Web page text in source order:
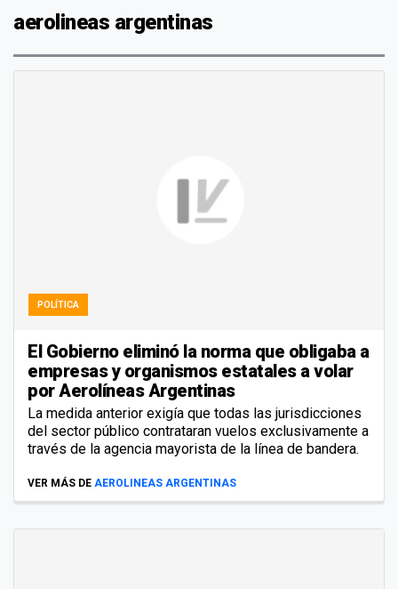
aerolineas argentinas
POLÍTICA
El Gobierno eliminó la norma que obligaba a
empresas y organismos estatales a volar
por Aerolíneas Argentinas
La medida anterior exigía que todas las jurisdicciones
del sector público contrataran vuelos exclusivamente a
través de la agencia mayorista de la línea de bandera.
VER MÁS DE AEROLINEAS ARGENTINAS